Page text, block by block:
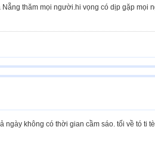
thăm mọi người.hi vọng có dịp gặp mọi
không có thời gian cầm sáo. tối về tó ti